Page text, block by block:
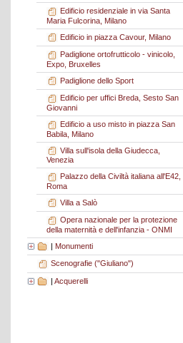
Edificio residenziale in via Santa
Maria Fulcorina, Milano
Edificio in piazza Cavour, Milano
Padiglione ortofrutticolo - vinicolo,
Expo, Bruxelles
Padiglione dello Sport
Edificio per uffici Breda, Sesto San
Giovanni
Edificio a uso misto in piazza San
Babila, Milano
Villa sull'isola della Giudecca,
Venezia
Palazzo della Civiltà italiana all'E42,
Roma
Villa a Salò
Opera nazionale per la protezione
della maternità e dell'infanzia - ONMI
| Monumenti
Scenografie ("Giuliano")
| Acquerelli